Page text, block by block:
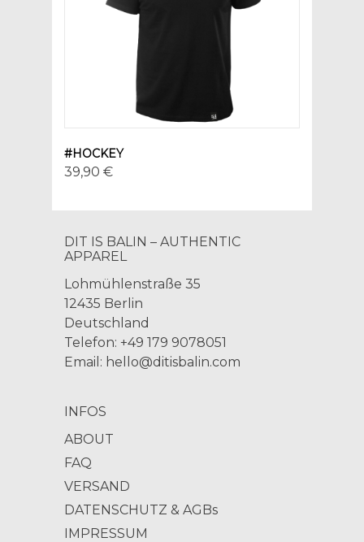
#HOCKEY
39,90 €
DIT IS BALIN – AUTHENTIC
APPAREL
Lohmühlenstraße 35
12435 Berlin
Deutschland
Telefon: +49 179 9078051
Email: hello@ditisbalin.com
INFOS
ABOUT
FAQ
VERSAND
DATENSCHUTZ & AGBs
IMPRESSUM